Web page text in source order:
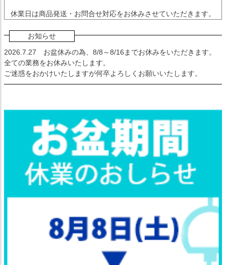
休業日は商品発送・お問合せ対応をお休みさせていただきます。
お知らせ
2026.7.27 お盆休みの為、8/8～8/16までお休みをいただきます。
全ての業務をお休みいたします。
ご迷惑をおかけいたしますが何卒よろしくお願いいたします。